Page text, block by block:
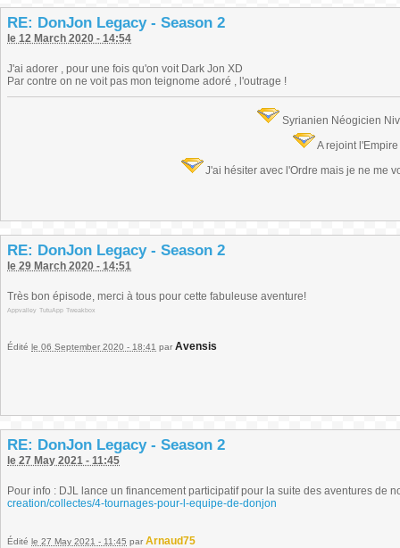
RE: DonJon Legacy - Season 2
le 12 March 2020 - 14:54
J'ai adorer , pour une fois qu'on voit Dark Jon XD
Par contre on ne voit pas mon teignome adoré , l'outrage !
Syrianien Néogicien
A rejoint l'Empire
J'ai hésiter avec l'Ordre mais je ne me
RE: DonJon Legacy - Season 2
le 29 March 2020 - 14:51
Très bon épisode, merci à tous pour cette fabuleuse aventure!
Appvalley TutuApp Tweakbox
Édité le 06 September 2020 - 18:41 par Avensis
RE: DonJon Legacy - Season 2
le 27 May 2021 - 11:45
Pour info : DJL lance un financement participatif pour la suite des aventures de
creation/collectes/4-tournages-pour-l-equipe-de-donjon
Édité le 27 May 2021 - 11:45 par Arnaud75